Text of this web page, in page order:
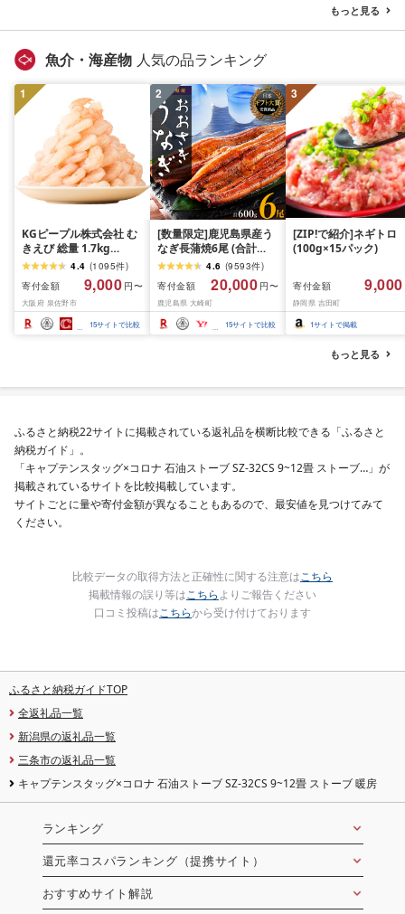
もっと見る
魚介・海産物 人気の品ランキング
1
KGピープル株式会社 む
きえび 総量 1.7kg
(850g×2P) 特大 5Lサイ
ズ バナメイエビ バラ凍
結 下処理不要 サイズ不
揃い 訳あり
4.4 (1095件)
寄付金額
9,000 円〜
大阪府 泉佐野市
15サイトで比較
2
[数量限定]鹿児島県産う
なぎ長蒲焼6尾 (合計
600g以上)4.6 (9593件)
寄付金額
20,000 円〜
鹿児島県 大崎町
15サイトで比較
3
[ZIP!で紹介]ネギトロ
(100g×15パック)
寄付金額 9,000
静岡県 吉田町
1サイトで掲載
もっと見る
ふるさと納税22サイトに掲載されている返礼品を横断比較できる「ふるさと
納税ガイド」。
「キャプテンスタッグ×コロナ 石油ストーブ SZ-32CS 9~12畳 ストーブ…」が
掲載されているサイトを比較掲載しています。
サイトごとに量や寄付金額が異なることもあるので、最安値を見つけてみて
ください。
比較データの取得方法と正確性に関する注意はこちら
掲載情報の誤り等はこちらよりご報告ください
口コミ投稿はこちらから受け付けております
ふるさと納税ガイドTOP
全返礼品一覧
新潟県の返礼品一覧
三条市の返礼品一覧
キャプテンスタッグ×コロナ 石油ストーブ SZ-32CS 9~12畳 ストーブ 暖房
ランキング
還元率コスパランキング（提携サイト）
おすすめサイト解説